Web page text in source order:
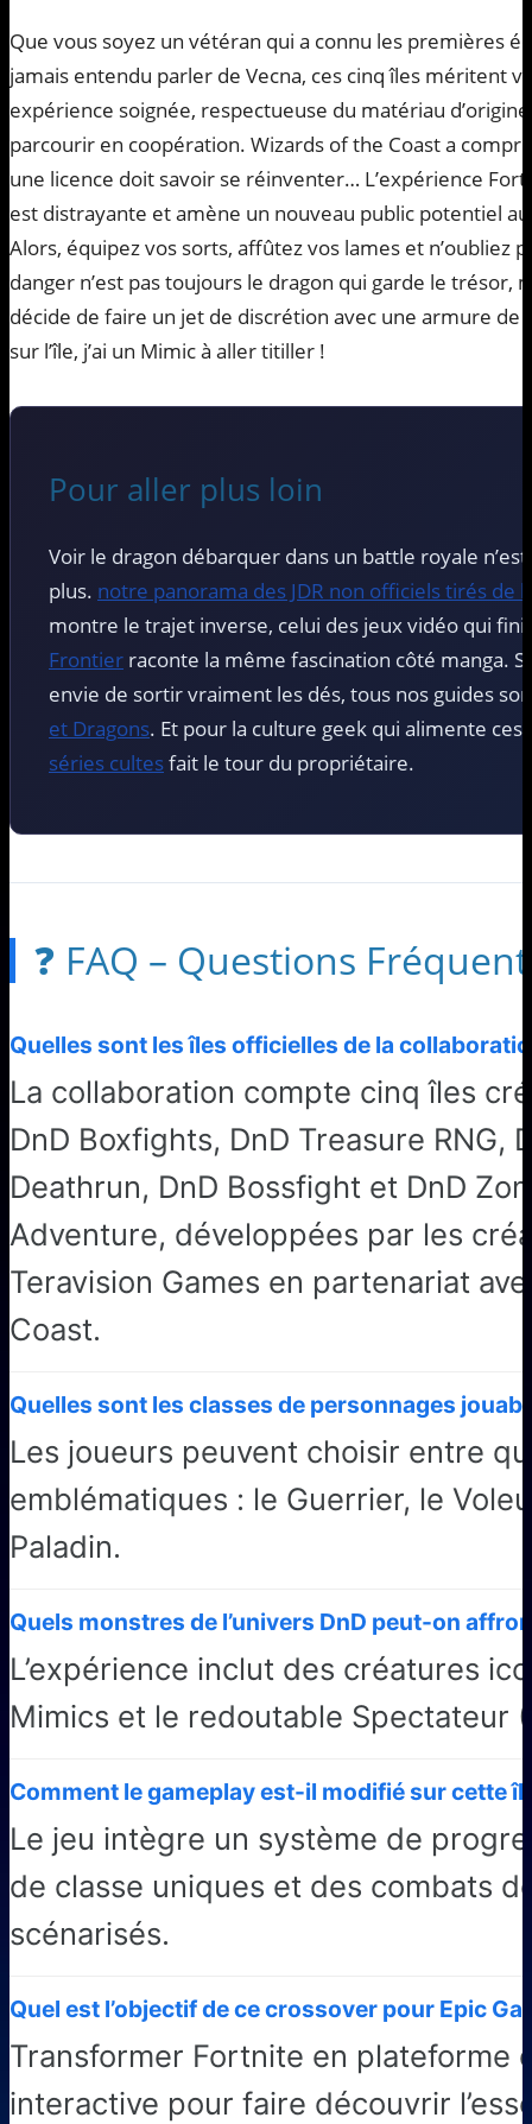
Que vous soyez un vétéran qui a connu les premières
jamais entendu parler de Vecna, ces cinq îles méritent
expérience soignée, respectueuse du matériau
parcourir en coopération. Wizards of the Coast a
une licence doit savoir se réinventer… L’expérience
est distrayante et amène un nouveau public potentiel au
Alors, équipez vos sorts, affûtez vos lames et n’oubliez
danger n’est pas toujours le dragon qui garde le trésor,
décide de faire un jet de discrétion avec une armure
sur l’île, j’ai un Mimic à aller titiller !
Pour aller plus loin
Voir le dragon débarquer dans un battle royale
plus. notre panorama des JDR non officiels tirés de
montre le trajet inverse, celui des jeux vidéo qui
Frontier raconte la même fascination côté manga.
envie de sortir vraiment les dés, tous nos guides
et Dragons. Et pour la culture geek qui alimente
séries cultesfait le tour du propriétaire.
❓ FAQ – Questions
Quelles sont les îles officielles de la
La collaboration compte cinq îles
DnD Boxfights, DnD Treasure RNG,
Deathrun, DnD Bossfight et DnD
Adventure, développées par les
Teravision Games en partenariat
Coast.
Quelles sont les classes de personnages
Les joueurs peuvent choisir entre
emblématiques : le Guerrier, le
Paladin.
Quels monstres de l’univers DnD peut-on
L’expérience inclut des créatures
Mimics et le redoutable Spectateur
Comment le gameplay est-il modifié sur cette
Le jeu intègre un système de
de classe uniques et des combats
scénarisés.
Quel est l’objectif de ce crossover pour Epic
Transformer Fortnite en plateforme
interactive pour faire découvrir